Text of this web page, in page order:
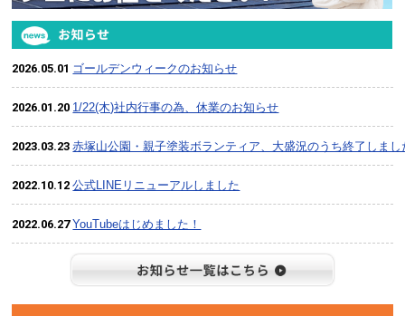
2026.05.01 ゴールデンウィークのお知らせ
2026.01.20 1/22(木)社内行事の為、休業のお知らせ
2023.03.23赤塚山公園・親子塗装ボランティア、大盛況のうち終了しまし
2022.10.12公式LINEリニューアルしました
2022.06.27YouTubeはじめました！